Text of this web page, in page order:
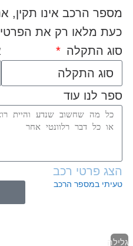
מספר הרכב אינו תקין,
כעת מלאו רק את
סוג התקלה
ספר לנו עוד
הצג פרטי רכב
טעיתי במספר הרכב
גלילה